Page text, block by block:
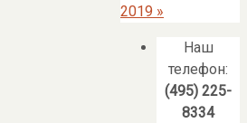
2019 »
Наш
телефон:
(495) 225-
8334